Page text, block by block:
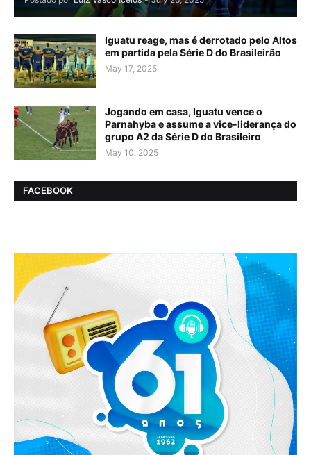
Iguatu reage, mas é derrotado pelo Altos
em partida pela Série D do Brasileirão
May 17, 2025
Jogando em casa, Iguatu vence o
Parnahyba e assume a vice-liderança do
grupo A2 da Série D do Brasileiro
May 10, 2025
FACEBOOK